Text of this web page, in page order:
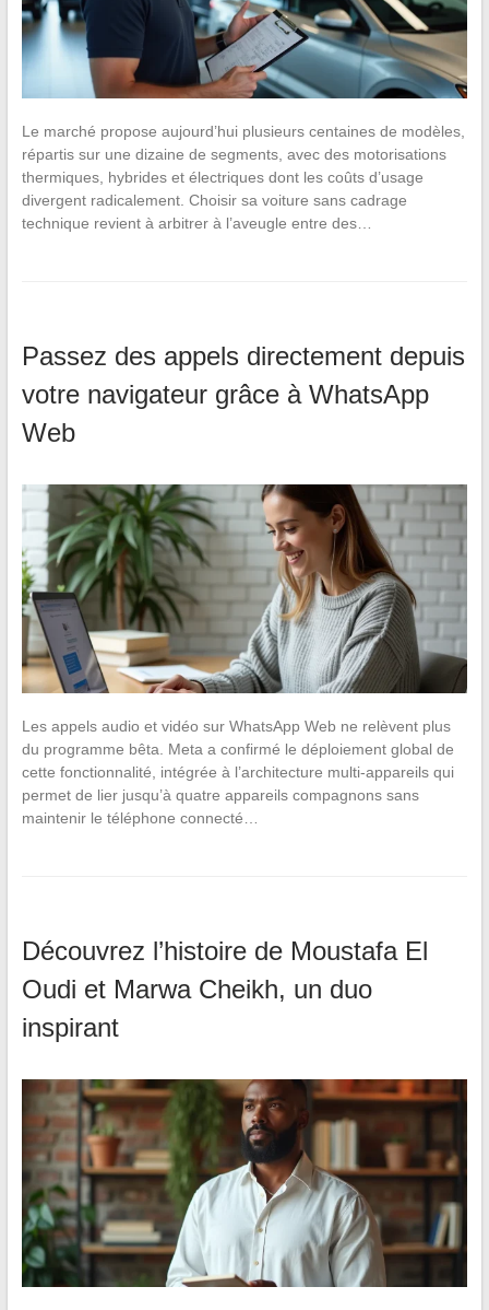
Le marché propose aujourd’hui plusieurs centaines de modèles,
répartis sur une dizaine de segments, avec des motorisations
thermiques, hybrides et électriques dont les coûts d’usage
divergent radicalement. Choisir sa voiture sans cadrage
technique revient à arbitrer à l’aveugle entre des…
Passez des appels directement depuis
votre navigateur grâce à WhatsApp
Web
Les appels audio et vidéo sur WhatsApp Web ne relèvent plus
du programme bêta. Meta a confirmé le déploiement global de
cette fonctionnalité, intégrée à l’architecture multi-appareils qui
permet de lier jusqu’à quatre appareils compagnons sans
maintenir le téléphone connecté…
Découvrez l’histoire de Moustafa El
Oudi et Marwa Cheikh, un duo
inspirant